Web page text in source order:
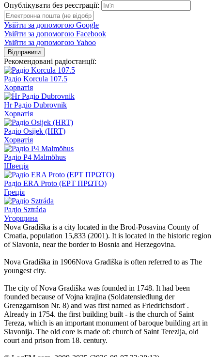
Опублікувати без реєстрації:
Увійти за допомогою Google
Увійти за допомогою Facebook
Увійти за допомогою Yahoo
Відправити
Рекомендовані радіостанції:
Радіо Korcula 107.5
Хорватія
Hr Радіо Dubrovnik
Хорватія
Радіо Osijek (HRT)
Хорватія
Радіо P4 Malmöhus
Швеція
Радіо ERA Proto (ΕΡΤ ΠΡΩΤΟ)
Греція
Радіо Sztráda
Угорщина
Nova Gradiška is a city located in the Brod-Posavina County of
Croatia, population 15,833 (2001). It is located in the historic region
of Slavonia, near the border to Bosnia and Herzegovina.
Nova Gradiška in 1906Nova Gradiška is often referred to as The
youngest city.
The city of Nova Gradiška was founded in 1748. It had been
founded because of Vojna krajina (Soldatensiedlung der
Grenzgarnison Nr. 8) and was first named as Friedrichsdorf .
Already in 1754. the first building built - is the church of Saint
Tereza, which is an important monument of baroque building art in
Slavonija. The old core is made of: church of Saint Terezija, old
court and prison from 18. century.